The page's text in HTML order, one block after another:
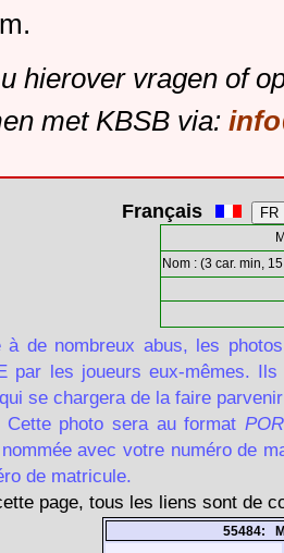
hierover vragen of
met KBSB via:
Français
Nom : (3 car. min,
à de nombreux abus, les
par les joueurs eux-mêmes.
se chargera de la faire
Cette photo sera au format
avec votre numéro de
de matricule.
page, tous les liens sont de
55484: